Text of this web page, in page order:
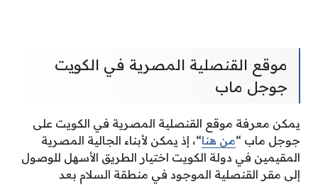
موقع القنصلية المصرية في الكويت
جوجل ماب
يمكن معرفة موقع القنصلية المصرية في الكويت على
جوجل ماب “من هنا“، إذ يمكن لأبناء الجالية المصرية
المقيمين في دولة الكويت اختيار الطريق الأسهل للوصول
إلى مقر القنصلية الموجود في منطقة السلام بعد